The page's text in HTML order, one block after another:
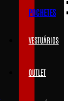
POCHETES
VESTUÁRIOS
OUTLET